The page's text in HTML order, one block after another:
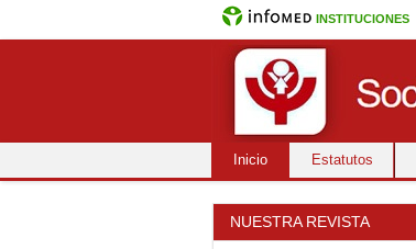
INSTITUCIONES
Inicio Estatutos
NUESTRA REVISTA